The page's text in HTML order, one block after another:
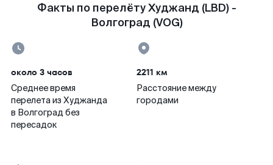
Факты по перелёту Худжанд (LBD) -
Волгоград (VOG)
около 3 часов
Среднее время
перелета из Худжанда
в Волгоград без
пересадок
2211 км
Расстояние между
городами